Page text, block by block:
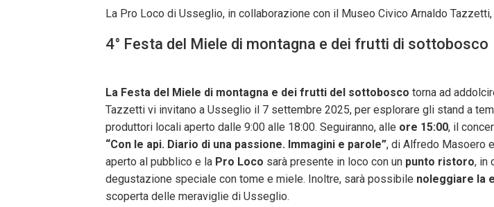
La Pro Loco di Usseglio, in collaborazione con il Museo Civico Arnaldo
4° Festa del Miele di montagna e dei frutti di sottobosco
La Festa del Miele di montagna e dei frutti del sottobosco torna ad
Tazzetti vi invitano a Usseglio il 7 settembre 2025, per esplorare gli stand a
produttori locali aperto dalle 9:00 alle 18:00. Seguiranno, alle ore 15:00, il
“Con le api. Diario di una passione. Immagini e parole”, di Alfredo Masoero
aperto al pubblico e la Pro Loco sarà presente in loco con un punto ristoro, in
degustazione speciale con tome e miele. Inoltre, sarà possibile noleggiare la
scoperta delle meraviglie di Usseglio.